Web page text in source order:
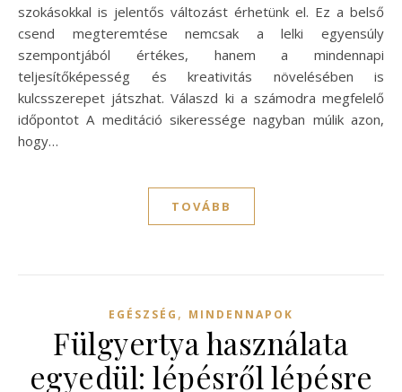
szokásokkal is jelentős változást érhetünk el. Ez a belső
csend megteremtése nemcsak a lelki egyensúly
szempontjából értékes, hanem a mindennapi
teljesítőképesség és kreativitás növelésében is
kulcsszerepet játszhat. Válaszd ki a számodra megfelelő
időpontot A meditáció sikeressége nagyban múlik azon,
hogy…
TOVÁBB
EGÉSZSÉG , MINDENNAPOK
Fülgyertya használata
egyedül: lépésről lépésre